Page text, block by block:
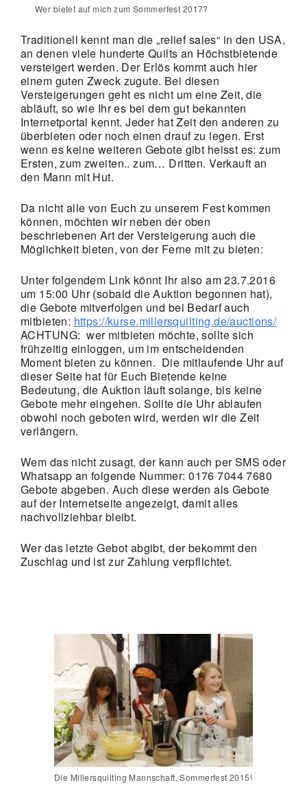
Wer bietet auf mich zum Sommerfest 2017?
Traditionell kennt man die „relief sales“ in den USA,
an denen viele hunderte Quilts an Höchstbietende
versteigert werden. Der Erlös kommt auch hier
einem guten Zweck zugute. Bei diesen
Versteigerungen geht es nicht um eine Zeit, die
abläuft, so wie Ihr es bei dem gut bekannten
Internetportal kennt. Jeder hat Zeit den anderen zu
überbieten oder noch einen drauf zu legen. Erst
wenn es keine weiteren Gebote gibt heisst es: zum
Ersten, zum zweiten.. zum… Dritten. Verkauft an
den Mann mit Hut.
Da nicht alle von Euch zu unserem Fest kommen
können, möchten wir neben der oben
beschriebenen Art der Versteigerung auch die
Möglichkeit bieten, von der Ferne mit zu bieten:
Unter folgendem Link könnt Ihr also am 23.7.2016
um 15:00 Uhr (sobald die Auktion begonnen hat),
die Gebote mitverfolgen und bei Bedarf auch
mitbieten: https://kurse.millersquilting.de/auctions/
ACHTUNG: wer mitbieten möchte, sollte sich
frühzeitig einloggen, um im entscheidenden
Moment bieten zu können. Die mitlaufende Uhr auf
dieser Seite hat für Euch Bietende keine
Bedeutung, die Auktion läuft solange, bis keine
Gebote mehr eingehen. Sollte die Uhr ablaufen
obwohl noch geboten wird, werden wir die Zeit
verlängern.
Wem das nicht zusagt, der kann auch per SMS oder
Whatsapp an folgende Nummer: 0176 7044 7680
Gebote abgeben. Auch diese werden als Gebote
auf der Internetseite angezeigt, damit alles
nachvollziehbar bleibt.
Wer das letzte Gebot abgibt, der bekommt den
Zuschlag und ist zur Zahlung verpflichtet.
Die Millersquilting Mannschaft, Sommerfest 2015!